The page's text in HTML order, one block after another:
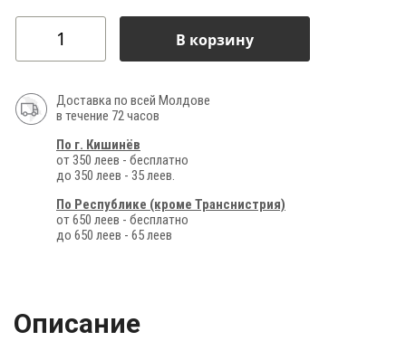
В корзину
Доставка по всей Молдове
в течение 72 часов
По г. Кишинёв
от 350 леев - бесплатно
до 350 леев - 35 леев.
По Республике (кроме Транснистрия)
от 650 леев - бесплатно
до 650 леев - 65 леев
Описание